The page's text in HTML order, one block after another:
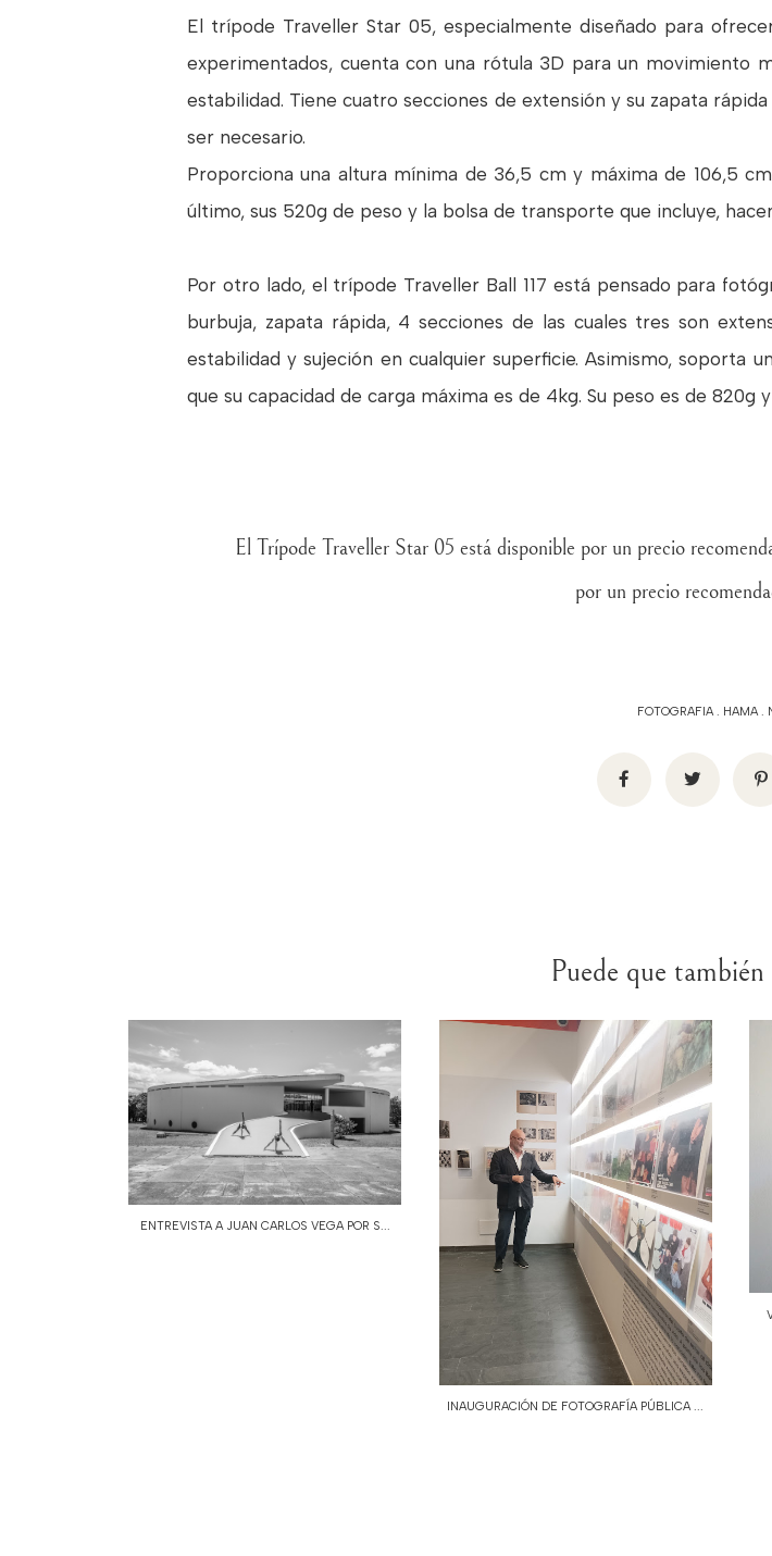
El trípode Traveller Star 05, especialmente diseñado para
experimentados, cuenta con una rótula 3D para un movimiento
estabilidad. Tiene cuatro secciones de extensión y su zapata
ser necesario.
Proporciona una altura mínima de 36,5 cm y máxima de 106,5
último, sus 520g de peso y la bolsa de transporte que incluye,
Por otro lado, el trípode Traveller Ball 117 está pensado para
burbuja, zapata rápida, 4 secciones de las cuales tres son
estabilidad y sujeción en cualquier superficie. Asimismo, soporta
que su capacidad de carga máxima es de 4kg. Su peso es de
El Trípode Traveller Star 05 está disponible por un precio
por un precio
FOTOGRAFIA. HAMA.
Puede que
ENTREVISTA A JUAN CARLOS VEGA POR S...
INAUGURACIÓN DE FOTOGRAFÍA PÚBLICA ...